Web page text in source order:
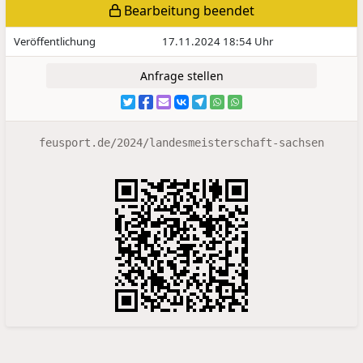
Bearbeitung beendet
Veröffentlichung 17.11.2024 18:54 Uhr
Anfrage stellen
feusport.de/2024/landesmeisterschaft-sachsen